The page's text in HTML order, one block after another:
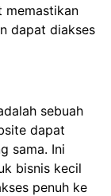
memastikan
dapat diakses
sebuah
dapat
sama. Ini
bisnis kecil
penuh ke